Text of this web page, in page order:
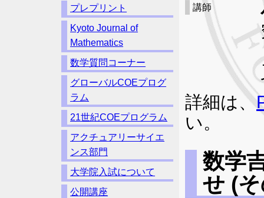
プレプリント
Kyoto Journal of
Mathematics
数学質問コーナー
グローバルCOEプログ
ラム
21世紀COEプログラム
アクチュアリーサイエ
ンス部門
大学院入試について
公開講座
講師
詳細は、
い。
数学
せ (